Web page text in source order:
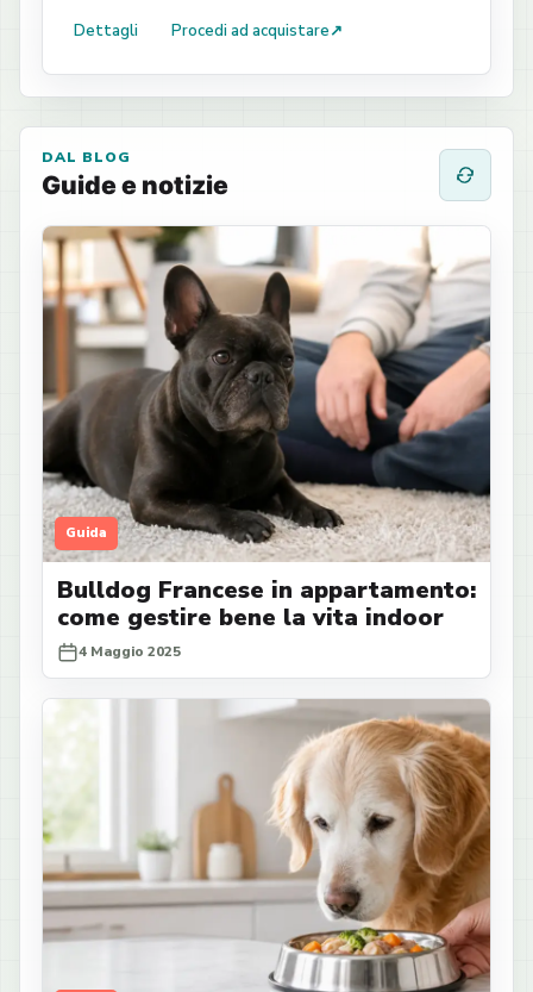
Dettagli Procedi ad acquistare↗
DAL BLOG
Guide e notizie
Guida
Bulldog Francese in appartamento:
come gestire bene la vita indoor
4 Maggio 2025